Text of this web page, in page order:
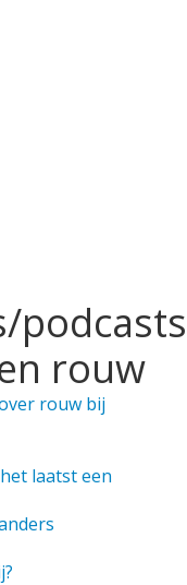
podcasts
rouw
rouw bij
laatst een